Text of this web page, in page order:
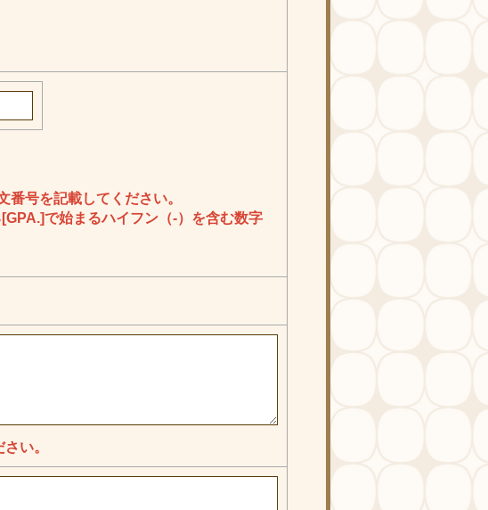
号を記載してください。
で始まるハイフン（-）を含む数字
い。